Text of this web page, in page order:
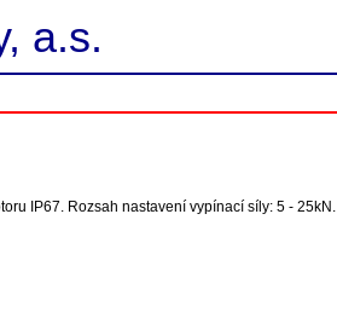
a.s.
IP67. Rozsah nastavení vypínací síly: 5 - 25kN.